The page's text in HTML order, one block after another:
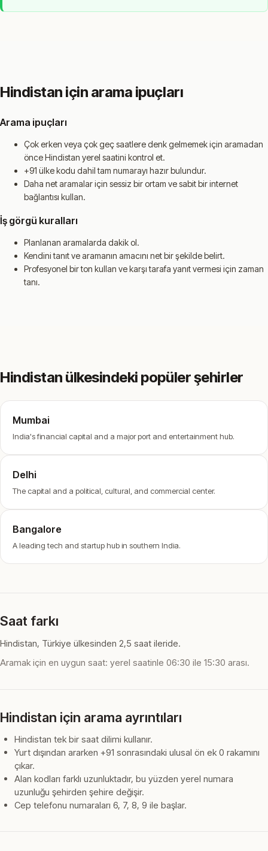
Hindistan için arama ipuçları
Arama ipuçları
Çok erken veya çok geç saatlere denk gelmemek için aramadan
önce Hindistan yerel saatini kontrol et.
+91 ülke kodu dahil tam numarayı hazır bulundur.
Daha net aramalar için sessiz bir ortam ve sabit bir internet
bağlantısı kullan.
İş görgü kuralları
Planlanan aramalarda dakik ol.
Kendini tanıt ve aramanın amacını net bir şekilde belirt.
Profesyonel bir ton kullan ve karşı tarafa yanıt vermesi için zaman
tanı.
Hindistan ülkesindeki popüler şehirler
Mumbai
India's financial capital and a major port and entertainment hub.
Delhi
The capital and a political, cultural, and commercial center.
Bangalore
A leading tech and startup hub in southern India.
Saat farkı
Hindistan, Türkiye ülkesinden 2,5 saat ileride.
Aramak için en uygun saat: yerel saatinle 06:30 ile 15:30 arası.
Hindistan için arama ayrıntıları
Hindistan tek bir saat dilimi kullanır.
Yurt dışından ararken +91 sonrasındaki ulusal ön ek 0 rakamını
çıkar.
Alan kodları farklı uzunluktadır, bu yüzden yerel numara
uzunluğu şehirden şehire değişir.
Cep telefonu numaraları 6, 7, 8, 9 ile başlar.